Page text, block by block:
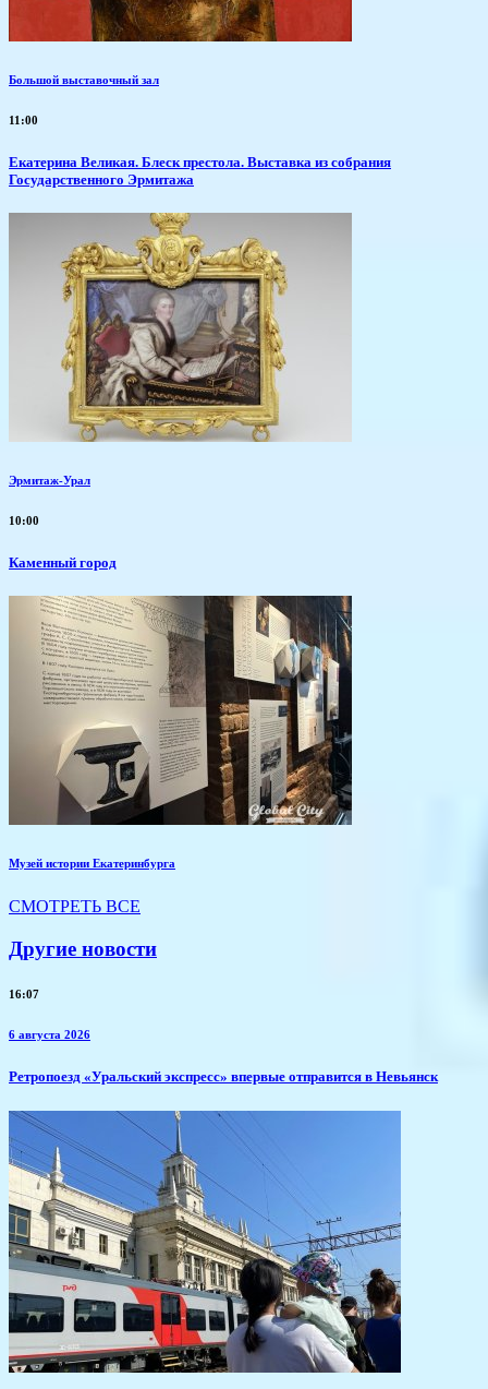
Большой выставочный зал
11:00
Екатерина Великая. Блеск престола. Выставка из собрания
Государственного Эрмитажа
Эрмитаж-Урал
10:00
Каменный город
Музей истории Екатеринбурга
СМОТРЕТЬ ВСЕ
Другие новости
16:07
6 августа 2026
​Ретропоезд «Уральский экспресс» впервые отправится в Невьянск